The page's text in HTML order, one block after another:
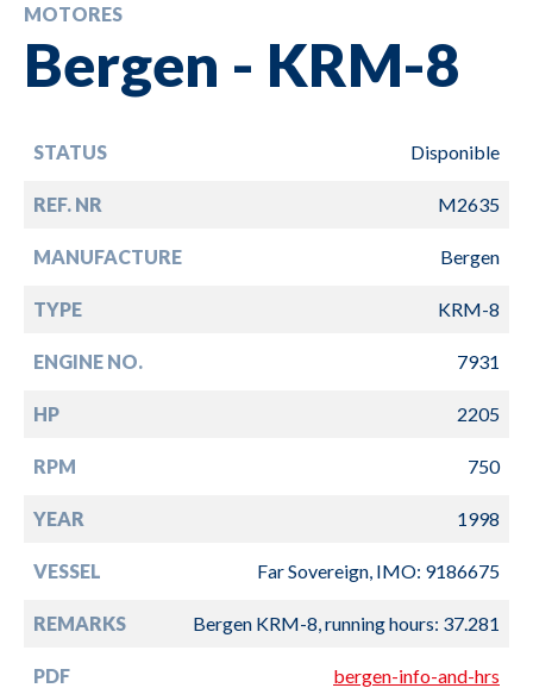
MOTORES
Bergen - KRM-8
STATUS Disponible
REF. NR M2635
MANUFACTURE Bergen
TYPE KRM-8
ENGINE NO. 7931
HP 2205
RPM 750
YEAR 1998
VESSEL Far Sovereign, IMO: 9186675
REMARKS Bergen KRM-8, running hours: 37.281
PDF bergen-info-and-hrs